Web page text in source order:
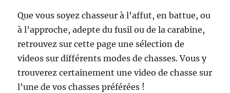
p
r
a
n
m
Que vous soyez chasseur à l’affut, en battue, ou
à l’approche, adepte du fusil ou de la carabine,
retrouvez sur cette page une sélection de
videos sur différents modes de chasses. Vous y
trouverez certainement une video de chasse sur
l’une de vos chasses préférées !